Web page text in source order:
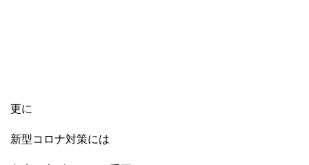
更に
新型コロナ対策には